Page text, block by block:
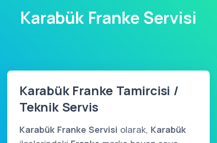
Karabük Franke Servisi
Karabük Franke Tamircisi /
Teknik Servis
Karabük Franke Servisi olarak, Karabük